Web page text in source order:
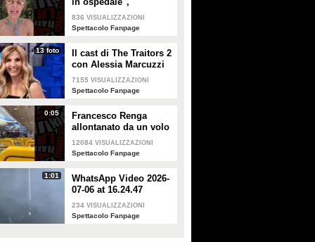
Alessandra Mussolini
smentisce: "È serena e
836 VISUALIZZAZIONI
Spettacolo Fanpage
13 foto
Il cast di The Traitors 2
con Alessia Marcuzzi
7155 VISUALIZZAZIONI
Spettacolo Fanpage
0:05
Francesco Renga
allontanato da un volo
Ryanair dopo una
discussione con gli
12084 VISUALIZZAZIONI
Spettacolo Fanpage
1:01
WhatsApp Video 2026-
07-06 at 16.24.47
234 VISUALIZZAZIONI
Spettacolo Fanpage